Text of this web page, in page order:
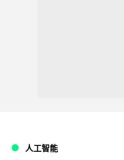
人工智能